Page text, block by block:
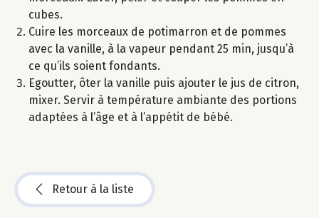
cubes.
Cuire les morceaux de potimarron et de pommes
avec la vanille, à la vapeur pendant 25 min, jusqu’à
ce qu’ils soient fondants.
Egoutter, ôter la vanille puis ajouter le jus de citron,
mixer. Servir à température ambiante des portions
adaptées à l’âge et à l’appétit de bébé.
Retour à la liste